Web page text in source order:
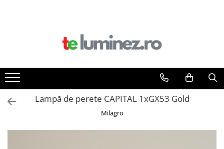
Lampă de perete CAPITAL 1xGX53 Gold
Milagro